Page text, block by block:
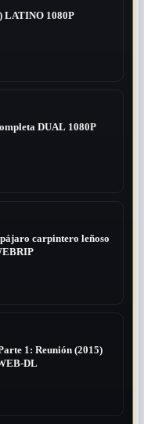
LATINO 1080P
DUAL 1080P
carpintero leñoso
1: Reunión (2015)
DL